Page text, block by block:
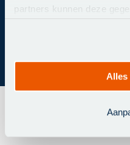
partners kunnen deze
verzameld op basis van
Alles
Hoe kunnen we je